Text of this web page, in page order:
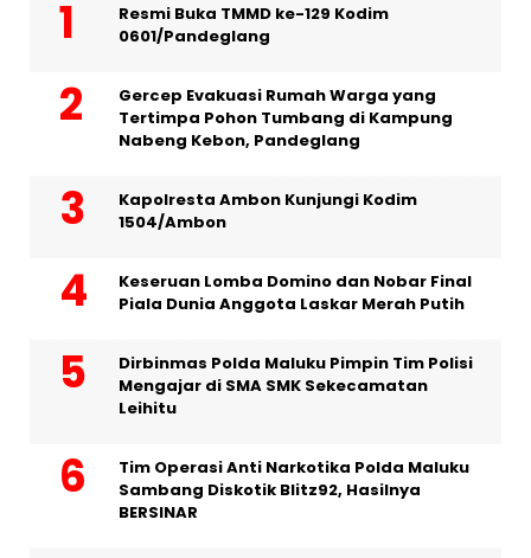
Resmi Buka TMMD ke-129 Kodim
0601/Pandeglang
Gercep Evakuasi Rumah Warga yang
Tertimpa Pohon Tumbang di Kampung
Nabeng Kebon, Pandeglang
Kapolresta Ambon Kunjungi Kodim
1504/Ambon
Keseruan Lomba Domino dan Nobar Final
Piala Dunia Anggota Laskar Merah Putih
Dirbinmas Polda Maluku Pimpin Tim Polisi
Mengajar di SMA SMK Sekecamatan
Leihitu
Tim Operasi Anti Narkotika Polda Maluku
Sambang Diskotik Blitz92, Hasilnya
BERSINAR